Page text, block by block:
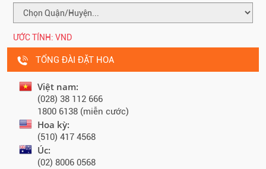
ƯỚC TÍNH: VND
TỔNG ĐÀI ĐẶT HOA
Việt nam:
(028) 38 112 666
1800 6138 (miễn cước)
Hoa kỳ:
(510) 417 4568
Úc:
(02) 8006 0568